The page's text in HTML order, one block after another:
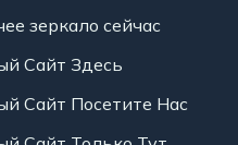
зеркало сейчас
Сайт Здесь
Сайт Посетите Нас